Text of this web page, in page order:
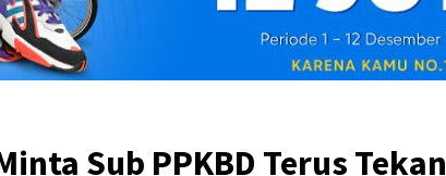
Sub PPKBD Terus Tekan